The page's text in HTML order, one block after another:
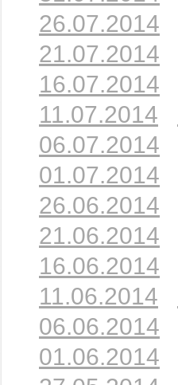
26.07.2014
21.07.2014
16.07.2014
11.07.2014
06.07.2014
01.07.2014
26.06.2014
21.06.2014
16.06.2014
11.06.2014
06.06.2014
01.06.2014